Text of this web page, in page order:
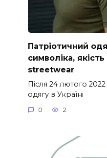
Патріотичний
символіка, якість
streetwear
Після 24 лютого
одягу в Україні
0 2